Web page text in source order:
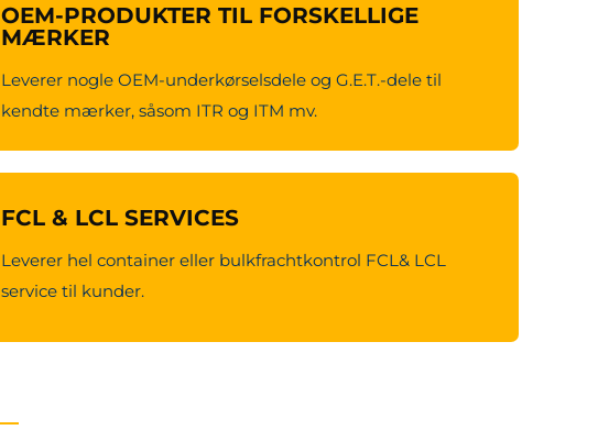
OEM-PRODUKTER TIL FORSKELLIGE
MÆRKER
Leverer nogle OEM-underkørselsdele og G.E.T.-dele til
kendte mærker, såsom ITR og ITM mv.
FCL & LCL SERVICES
Leverer hel container eller bulkfrachtkontrol FCL& LCL
service til kunder.